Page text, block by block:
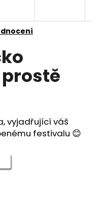
vyjadřující váš
festivalu 😊